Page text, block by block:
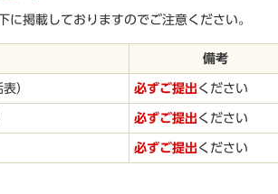
掲載しておりますのでご注意ください。
備考
） 必ずご提出ください
必ずご提出ください
必ずご提出ください